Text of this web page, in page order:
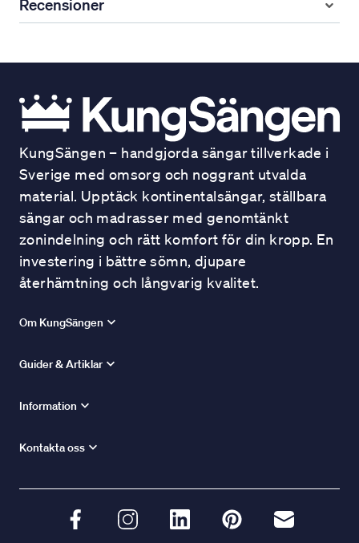
Recensioner
KungSängen – handgjorda sängar tillverkade i
Sverige med omsorg och noggrant utvalda
material. Upptäck kontinentalsängar, ställbara
sängar och madrasser med genomtänkt
zonindelning och rätt komfort för din kropp. En
investering i bättre sömn, djupare
återhämtning och långvarig kvalitet.
Om KungSängen
Guider & Artiklar
Information
Kontakta oss